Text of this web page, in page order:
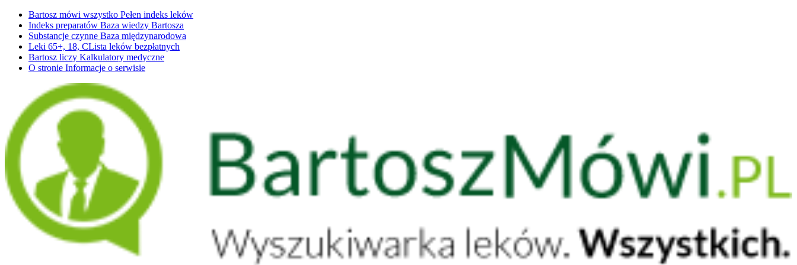
Bartosz mówi wszystko Pełen indeks leków
Indeks preparatów Baza wiedzy Bartosza
Substancje czynne Baza międzynarodowa
Leki 65+, 18, CLista leków bezpłatnych
Bartosz liczy Kalkulatory medyczne
O stronie Informacje o serwisie